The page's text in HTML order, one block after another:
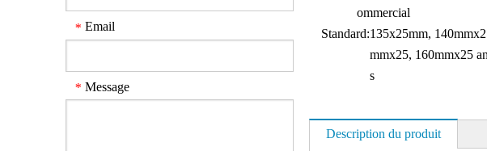
* Email
* Message
ommercial
Standard:135x25mm,
mmx25, 160mmx25
s
Description du produit